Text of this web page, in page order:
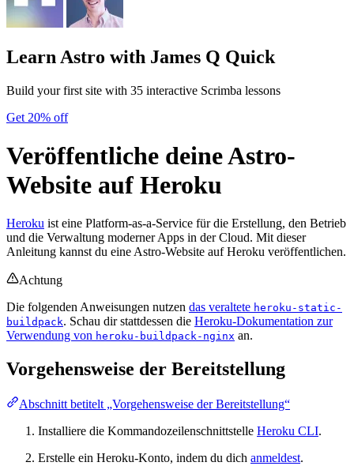
Learn Astro with James Q Quick
Build your first site with 35 interactive Scrimba lessons
Get 20% off
Veröffentliche deine Astro-
Website auf Heroku
Heroku ist eine Platform-as-a-Service für die Erstellung, den Betrieb
und die Verwaltung moderner Apps in der Cloud. Mit dieser
Anleitung kannst du eine Astro-Website auf Heroku veröffentlichen.
Achtung
Die folgenden Anweisungen nutzen das veraltete heroku-static-
buildpack. Schau dir stattdessen die Heroku-Dokumentation zur
Verwendung von heroku-buildpack-nginx an.
Vorgehensweise der Bereitstellung
Abschnitt betitelt „Vorgehensweise der Bereitstellung“
Installiere die Kommandozeilen­schnittstelle Heroku CLI.
Erstelle ein Heroku-Konto, indem du dich anmeldest.